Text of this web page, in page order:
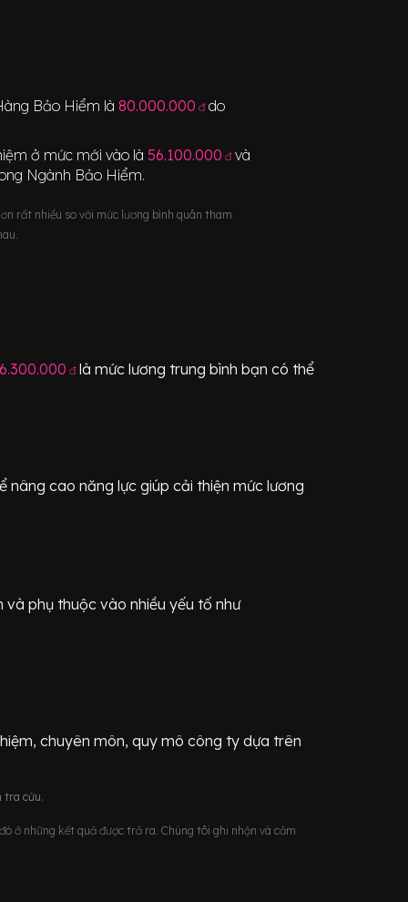
Bảo Hiểm là 80.000.000 đdo
ở mức mới vào là 56.100.000 đ và
Ngành Bảo Hiểm.
rất nhiều so với mức lương bình quân tham
đlà mức lương trung bình bạn có thể
cao năng lực giúp cải thiện mức lương
và phụ thuộc vào nhiều yếu tố như
chuyên môn, quy mô công ty dựa trên
tra cứu.
ở những kết quả được trả ra. Chúng tôi ghi nhận và cảm